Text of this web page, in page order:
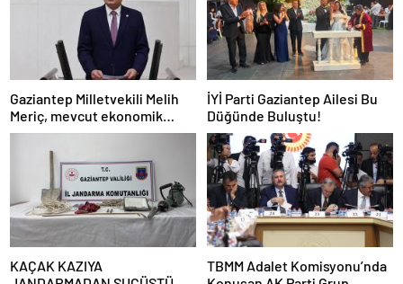
Gaziantep Milletvekili Melih
Meriç, mevcut ekonomik
koşullarda dar gelirli
vatandaşların konut sahibi
olmasının neredeyse
imkânsız
İYİ Parti Gaziantep Ailesi Bu
Düğünde Buluştu!
KAÇAK KAZIYA
TBMM Adalet Komisyonu’nda